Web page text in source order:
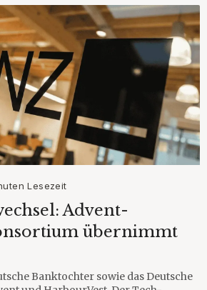
Lesezeit
Advent-
übernimmt
Banktochter sowie das Deutsche